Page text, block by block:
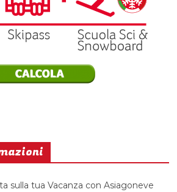
sulla tua Vacanza con Asiagoneve